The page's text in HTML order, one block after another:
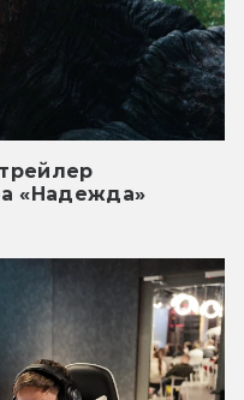
«Надежда»